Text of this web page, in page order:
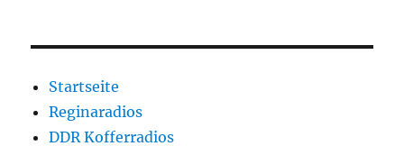
Startseite
Reginaradios
DDR Kofferradios